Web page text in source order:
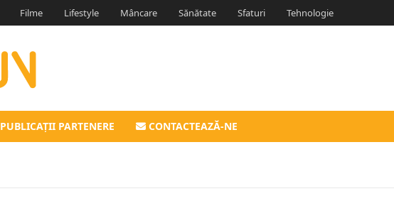
Filme Lifestyle Mâncare Sănătate Sfaturi Tehnologie
PUBLICAȚII PARTENERE CONTACTEAZĂ-NE